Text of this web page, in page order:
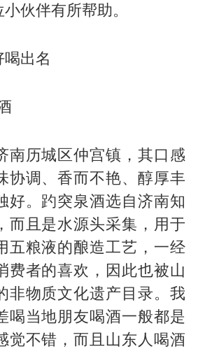
伙伴有所帮助。
出名
南历城区仲宫镇，其口感
协调、香而不艳、醇厚丰
好。趵突泉酒选自济南知
而且是水源头采集，用于
五粮液的酿造工艺，一经
费者的喜欢，因此也被山
非物质文化遗产目录。我
喝当地朋友喝酒一般都是
觉不错，而且山东人喝酒